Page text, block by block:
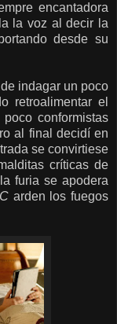
encantadora
la voz al decir la
desde su
indagar un poco
retroalimentar el
conformistas
al final decidí en
se convirtiese
críticas de
furia se apodera
arden los fuegos